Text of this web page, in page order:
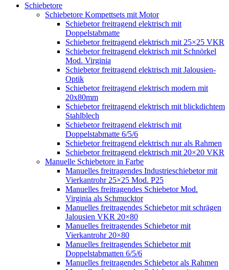
Schiebetore
Schiebetore Kompettsets mit Motor
Schiebetor freitragend elektrisch mit
Doppelstabmatte
Schiebetor freitragend elektrisch mit 25×25 VKR
Schiebetor freitragend elektrisch mit Schnörkel
Mod. Virginia
Schiebetor freitragend elektrisch mit Jalousien-
Optik
Schiebetor freitragend elektrisch modern mit
20x80mm
Schiebetor freitragend elektrisch mit blickdichtem
Stahlblech
Schiebetor freitragend elektrisch mit
Doppelstabmatte 6/5/6
Schiebetor freitragend elektrisch nur als Rahmen
Schiebetor freitragend elektrisch mit 20×20 VKR
Manuelle Schiebetore in Farbe
Manuelles freitragendes Industrieschiebetor mit
Vierkantrohr 25×25 Mod. P25
Manuelles freitragendes Schiebetor Mod.
Virginia als Schmucktor
Manuelles freitragendes Schiebetor mit schrägen
Jalousien VKR 20×80
Manuelles freitragendes Schiebetor mit
Vierkantrohr 20×80
Manuelles freitragendes Schiebetor mit
Doppelstabmatten 6/5/6
Manuelles freitragendes Schiebetor als Rahmen